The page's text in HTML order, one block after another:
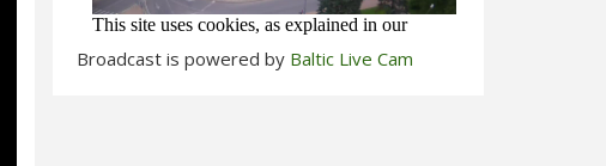
Broadcast is powered by Baltic Live Cam